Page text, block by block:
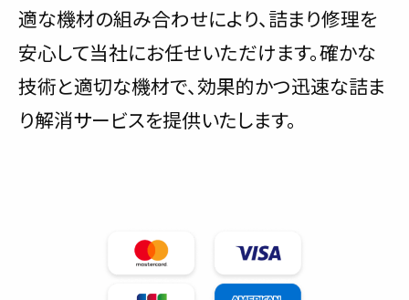
適な機材の組み合わせにより、詰まり修理を
安心して当社にお任せいただけます。確かな
技術と適切な機材で、効果的かつ迅速な詰ま
り解消サービスを提供いたします。